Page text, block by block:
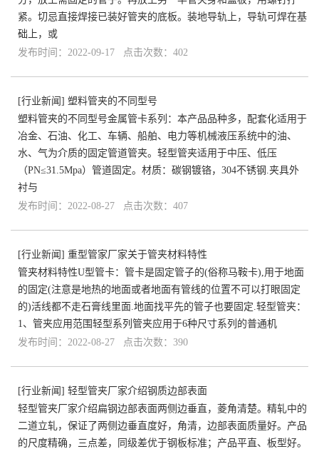
紧。切忌直接焊接已装好管夹的底板。装地导轨上，导轨可焊在基
础上，或
发布时间：2022-09-17 点击次数：402
[行业新闻 ] 塑料管夹的不同型号
塑料管夹的不同型号金属管卡系列：本产品品种多，配套化适用于
冶金、石油、化工、车辆、船舶、电力等机械液压系统中的油、
水、气为介质的固定管道管夹。轻型管夹适用于中压、低压
（PN≤31.5Mpa）管道固定。材质：碳钢镀铬，304不锈钢.夹具外
衬与
发布时间：2022-08-27 点击次数：407
[行业新闻 ] 重型管家厂家关于管夹材料特性
管夹材料特性U型管卡：管卡是固定管子的(俗称马鞍卡),用于地面
的固定(注意是地热的地面或者地面有管线的位置不可以打眼固定
的)活线都不走石膏线里面.地面找平先的管子也要固定.轻型管夹：
1、管夹应用范围轻型系列管夹应用于6种尺寸系列的普通机
发布时间：2022-08-27 点击次数：390
[行业新闻 ] 轻型管夹厂家介绍钢质边部表面
轻型管夹厂家介绍扁钢边部表面两侧边垂直，菱角清楚。精轧中的
二道立轧，保证了两侧边垂直度好，角清，边部表面质量好。产品
的尺度精确，三点差，同级差优于钢板标准；产品平直、板型好。